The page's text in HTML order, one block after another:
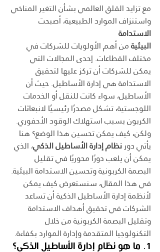
مع تزايد القلق العالمي بشأن التغير المناخي
واستنزاف الموارد الطبيعية، أصبحت
الاستدامة
البيئية من أهم الأولويات للشركات في
مختلف القطاعات. إحدى المجالات التي
يمكن للشركات أن تركز عليها لتحقيق
الاستدامة هي إدارة الأساطيل. حيث أن
الأساطيل، سواء كانت للنقل أو الخدمات
اللوجستية، تشكل مصدرًا رئيسيًا لانبعاثات
الكربون بسبب استهلاك الوقود الأحفوري.
ولكن، كيف يمكن تحسين هذا الوضع؟ هنا
يأتي دور نظام إدارة الأساطيل الذكي، الذي
يمكن أن يلعب دورًا محوريًا في تقليل
البصمة الكربونية وتحسين الاستدامة البيئية.
في هذا المقال، سنستعرض كيف يمكن
لأنظمة إدارة الأساطيل الذكية أن تساعد
الشركات في تحقيق أهداف الاستدامة
وتقليل البصمة الكربونية من خلال
التكنولوجيا المتقدمة وإدارة الموارد بكفاءة.
1. ما هو نظام إدارة الأساطيل الذكي؟